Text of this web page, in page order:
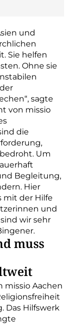
und
Sie helfen
Ohne sie
sagte
von missio
die
Um
Begleitung,
Hier
mit der Hilfe
und
wir sehr
muss
missio Aachen
Das Hilfswerk